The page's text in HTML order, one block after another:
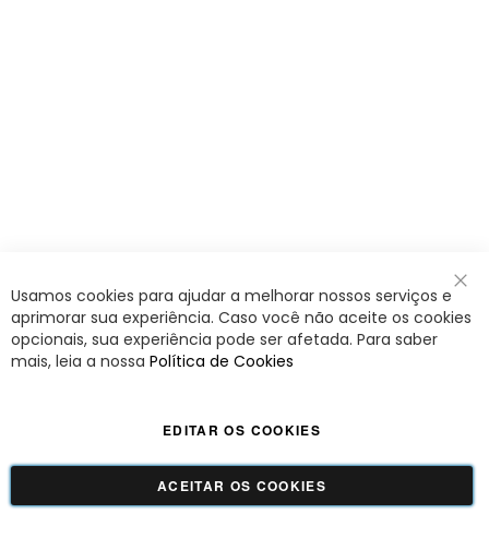
Usamos cookies para ajudar a melhorar nossos serviços e
aprimorar sua experiência. Caso você não aceite os cookies
opcionais, sua experiência pode ser afetada. Para saber
mais, leia a nossa Política de Cookies
ACEITAR OS COOKIES
EDITAR OS COOKIES